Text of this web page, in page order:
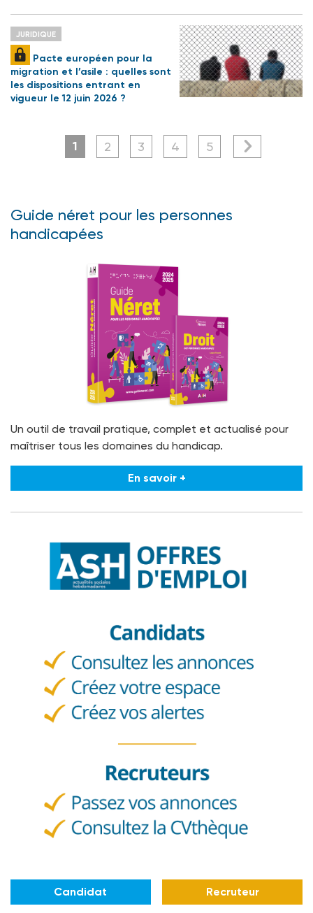
JURIDIQUE
Pacte européen pour la
migration et l’asile : quelles sont
les dispositions entrant en
vigueur le 12 juin 2026 ?
1 2 3 4 5
Guide néret pour les personnes
handicapées
Un outil de travail pratique, complet et actualisé pour
maîtriser tous les domaines du handicap.
En savoir +
Candidat Recruteur